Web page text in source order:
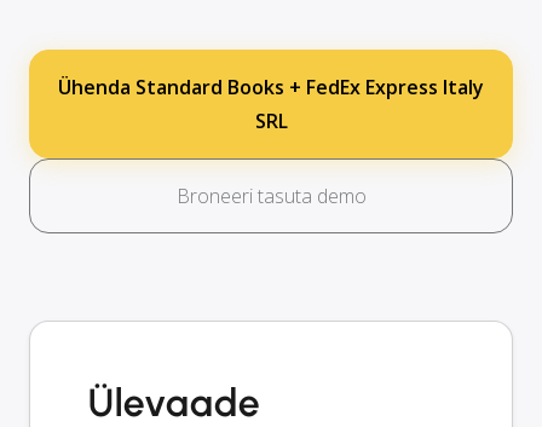
Ühenda Standard Books + FedEx Express Italy
SRL
Broneeri tasuta demo
Ülevaade